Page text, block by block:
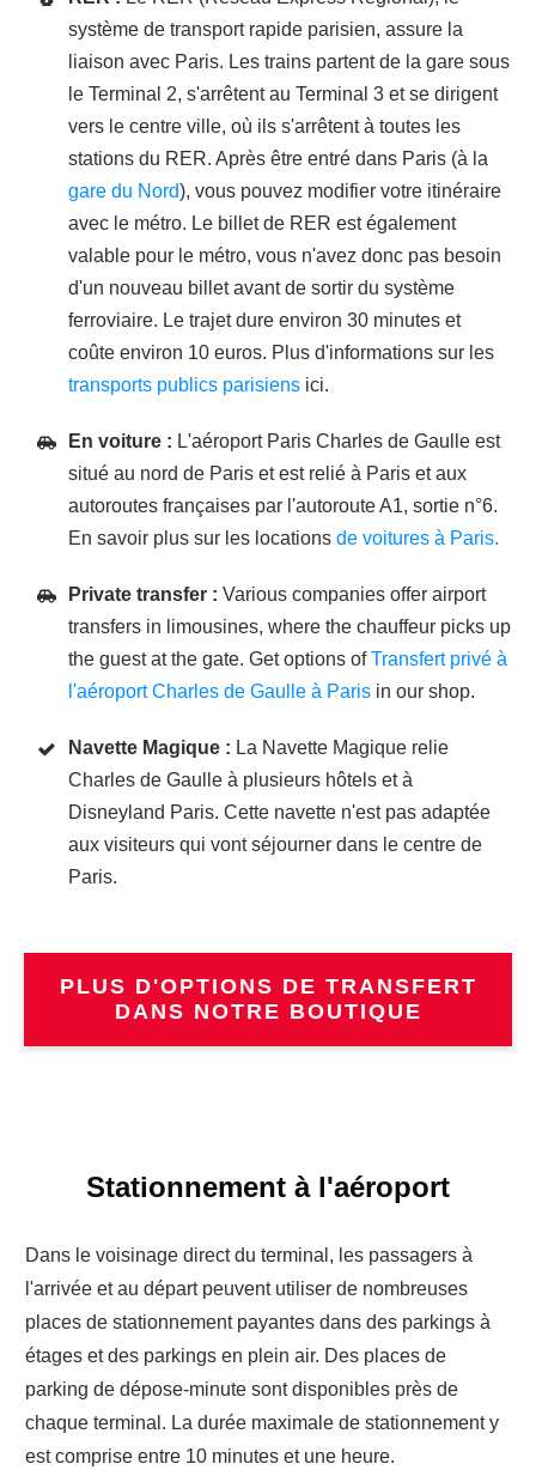
système de transport rapide parisien, assure la
liaison avec Paris. Les trains partent de la gare sous
le Terminal 2, s'arrêtent au Terminal 3 et se dirigent
vers le centre ville, où ils s'arrêtent à toutes les
stations du RER. Après être entré dans Paris (à la
gare du Nord), vous pouvez modifier votre itinéraire
avec le métro. Le billet de RER est également
valable pour le métro, vous n'avez donc pas besoin
d'un nouveau billet avant de sortir du système
ferroviaire. Le trajet dure environ 30 minutes et
coûte environ 10 euros. Plus d'informations sur les
transports publics parisiens ici.
En voiture : L'aéroport Paris Charles de Gaulle est
situé au nord de Paris et est relié à Paris et aux
autoroutes françaises par l'autoroute A1, sortie n°6.
En savoir plus sur les locations de voitures à Paris.
Private transfer : Various companies offer airport
transfers in limousines, where the chauffeur picks up
the guest at the gate. Get options ofTransfert privé à
l'aéroport Charles de Gaulle à Paris in our shop.
Navette Magique : La Navette Magique relie
Charles de Gaulle à plusieurs hôtels et à
Disneyland Paris. Cette navette n'est pas adaptée
aux visiteurs qui vont séjourner dans le centre de
Paris.
PLUS D'OPTIONS DE TRANSFERT
DANS NOTRE BOUTIQUE
Stationnement à l'aéroport
Dans le voisinage direct du terminal, les passagers à
l'arrivée et au départ peuvent utiliser de nombreuses
places de stationnement payantes dans des parkings à
étages et des parkings en plein air. Des places de
parking de dépose-minute sont disponibles près de
chaque terminal. La durée maximale de stationnement y
est comprise entre 10 minutes et une heure.